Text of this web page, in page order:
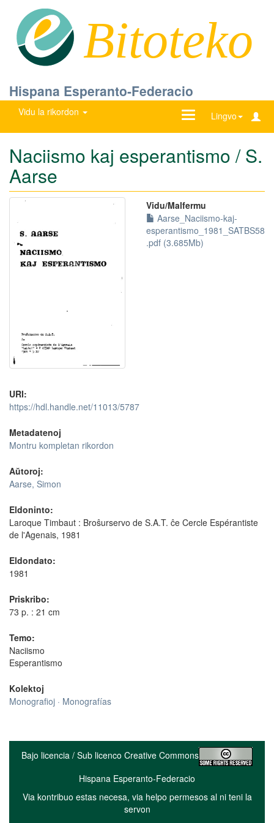
Bitoteko
Hispana Esperanto-Federacio
Vidu la rikordon Lingvo
Ŝanĝu
Naciismo kaj esperantismo / S.
Aarse
Vidu/Malfermu
Aarse_Naciismo-kaj-
esperantismo_1981_SATBS58
.pdf (3.685Mb)
URI:
https://hdl.handle.net/11013/5787
Metadatenoj
Montru kompletan rikordon
Aŭtoroj:
Aarse, Simon
Eldoninto:
Laroque Timbaut : Broŝurservo de S.A.T. ĉe Cercle Espérantiste
de l'Agenais, 1981
Eldondato:
1981
Priskribo:
73 p. : 21 cm
Temo:
Naciismo
Esperantismo
Kolektoj
Monografioj · Monografías
Bajo licencia / Sub licenco Creative Commons
Hispana Esperanto-Federacio
Via kontribuo estas necesa, via helpo permesos al ni teni la
servon